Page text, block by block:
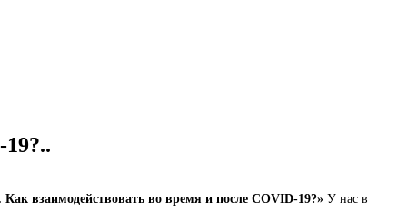
Как взаимодействовать во время и после COVID-19?» У нас в